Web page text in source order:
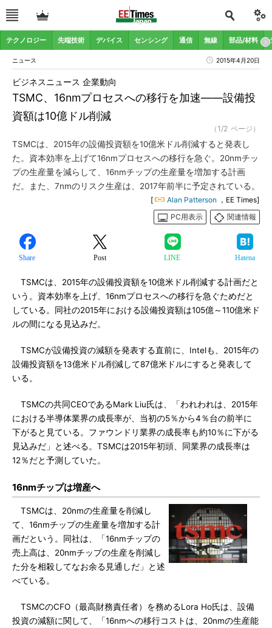
テクノロジー 先端技術 デバイス センシング 通信 無線 部品/材料
ニュース 2015年4月20日
TSMC、16nmプロセスへの移行を加速――設備投
資額は10億ドル削減
ビジネスニュース 企業動向
（1/2 ページ）
TSMCは、2015年の設備投資額を10億米ドル削減すると発表し
た。資本効率を上げて16nmプロセスへの移行を急ぐ。20nmチッ
プの生産量を減らして、16nmチップの生産量を増加する計画
だ。また、7nmのリスク生産は、2017年前半に予定されている。
[ Alan Patterson ，EE Times]
PC用表示
関連情報
Share Post LINE Hatena
TSMCは、2015年の設備投資額を10億米ドル削減する計画だと
いう。資本効率を上げ、16nmプロセスへの移行を急ぐためだと
している。同社の2015年における設備投資額は105億～110億米ド
ルの間になる見込みだ。
TSMCが設備投資の減額を発表する直前に、Intelも、2015年の
設備投資額を13億米ドル削減して87億米ドルにすると発表して
いる。
TSMCの共同CEOであるMark Liu氏は、「われわれは、2015年
における半導体業界の成長率が、当初の5％から4％台の前半に
下がると見ている。ファウンドリ業界の成長率も約10％に下がる
見込みだ」と述べる。TSMCは2015年初頭、同業界の成長率は
12％だと予測していた。
16nmチップは増産へ
TSMCは、20nmの生産量を削減し
て、16nmチップの生産量を増加する計
画だという。同社は、「16nmチップの
売上高は、20nmチップの生産を削減し
た分を相殺してなお余る見通しだ」と述
べている。
TSMCのCFO（最高財務責任者）を務めるLora Ho氏は、設備
投資の減額に関して、「16nmへの移行コストは、20nmの生産能